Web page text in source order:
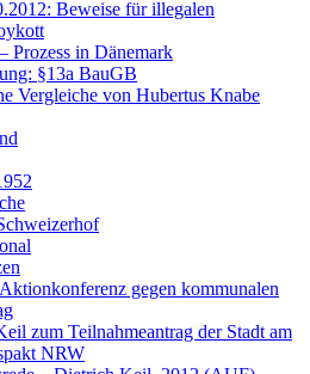
Beweise für illegalen
Prozess in Dänemark
§13a BauGB
Vergleiche von Hubertus Knabe
gegen kommunalen
zum Teilnahmeantrag der Stadt am
NRW